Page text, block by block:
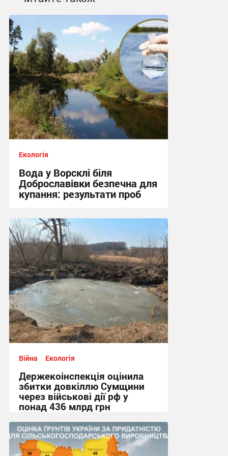
Екологія
Вода у Ворсклі біля
Доброславівки безпечна для
купання: результати проб
11:25, 27.07.2026
Війна Екологія
Держекоінспекція оцінила
збитки довкіллю Сумщини
через військові дії рф у
понад 436 млрд грн
20:50, 23.07.2026